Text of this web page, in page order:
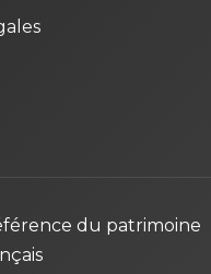
du patrimoine